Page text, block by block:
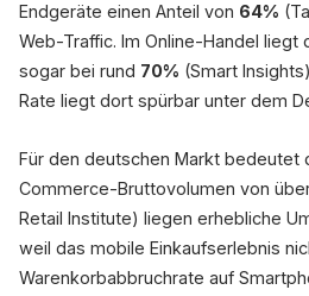
Endgeräte einen Anteil von 64%
Web-Traffic. Im Online-Handel liegt
sogar bei rund 70% (Smart
Rate liegt dort spürbar unter dem
Für den deutschen Markt bedeutet
Commerce-Bruttovolumen von
Retail Institute) liegen erhebliche
weil das mobile Einkaufserlebnis
Warenkorbabbruchrate auf